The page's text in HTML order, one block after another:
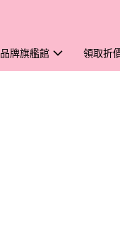
品牌旗艦館 領取折